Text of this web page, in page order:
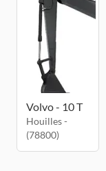
Volvo - 10 T
Houilles -
(78800)